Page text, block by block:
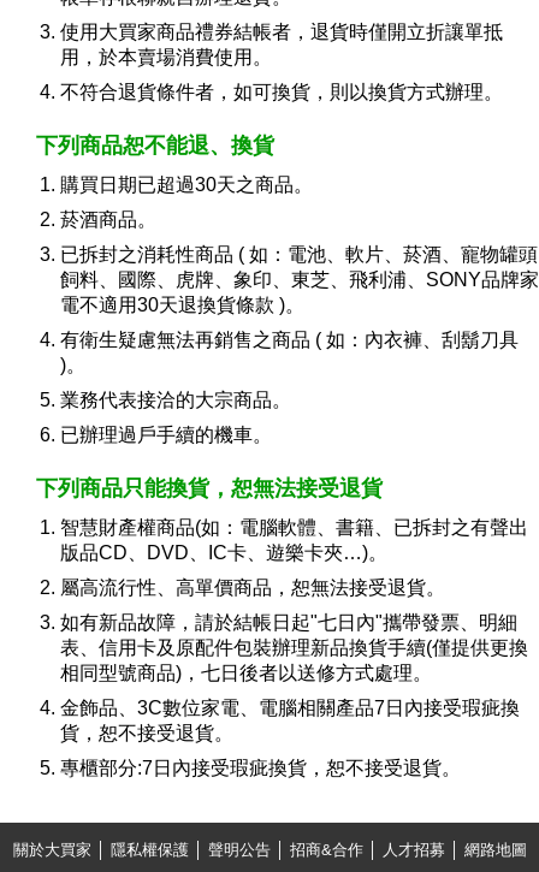
使用大買家商品禮券結帳者，退貨時僅開立折讓單抵
用，於本賣場消費使用。
不符合退貨條件者，如可換貨，則以換貨方式辦理。
下列商品恕不能退、換貨
購買日期已超過30天之商品。
菸酒商品。
已拆封之消耗性商品 ( 如：電池、軟片、菸酒、寵物罐頭
飼料、國際、虎牌、象印、東芝、飛利浦、SONY品牌家
電不適用30天退換貨條款 )。
有衛生疑慮無法再銷售之商品 ( 如：內衣褲、刮鬍刀具
)。
業務代表接洽的大宗商品。
已辦理過戶手續的機車。
下列商品只能換貨，恕無法接受退貨
智慧財產權商品(如：電腦軟體、書籍、已拆封之有聲出
版品CD、DVD、IC卡、遊樂卡夾…)。
屬高流行性、高單價商品，恕無法接受退貨。
如有新品故障，請於結帳日起"七日內"攜帶發票、明細
表、信用卡及原配件包裝辦理新品換貨手續(僅提供更換
相同型號商品)，七日後者以送修方式處理。
金飾品、3C數位家電、電腦相關產品7日內接受瑕疵換
貨，恕不接受退貨。
專櫃部分:7日內接受瑕疵換貨，恕不接受退貨。
關於大買家 隱私權保護 聲明公告 招商&合作 人才招募 網路地圖